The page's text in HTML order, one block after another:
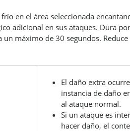
en el área seleccionada
adicional en sus ataques. Dura
un máximo de 30 segundos.
El daño extra
instancia de daño
al ataque normal.
Si un ataque es
hacer daño, el